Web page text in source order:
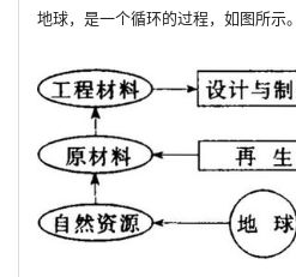
地球，是一个循环的过程，如图所示。